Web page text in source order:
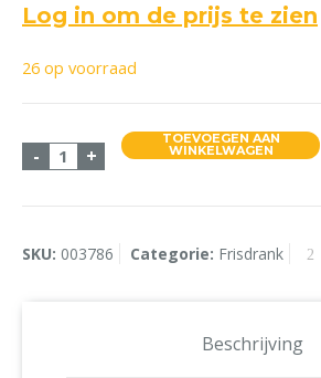
Log in om de prijs te zien
26 op voorraad
- Powerade Mountain Blast
+
TOEVOEGEN AAN
WINKELWAGEN
SKU: 003786 Categorie: Frisdrank
Beschrijving